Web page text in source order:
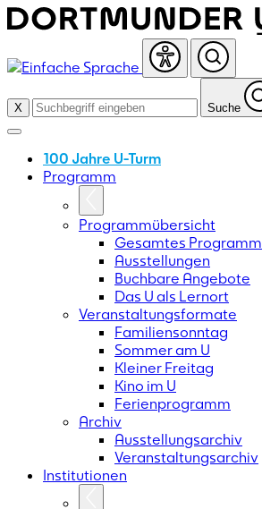
Skip
to
X Suche
100 Jahre U-Turm
Programm
Programmübersicht
Gesamtes Programm
Ausstellungen
Buchbare Angebote
Das U als Lernort
Veranstaltungsformate
Familiensonntag
Sommer am U
Kleiner Freitag
Kino im U
Ferienprogramm
Archiv
Ausstellungsarchiv
Veranstaltungsarchiv
Institutionen